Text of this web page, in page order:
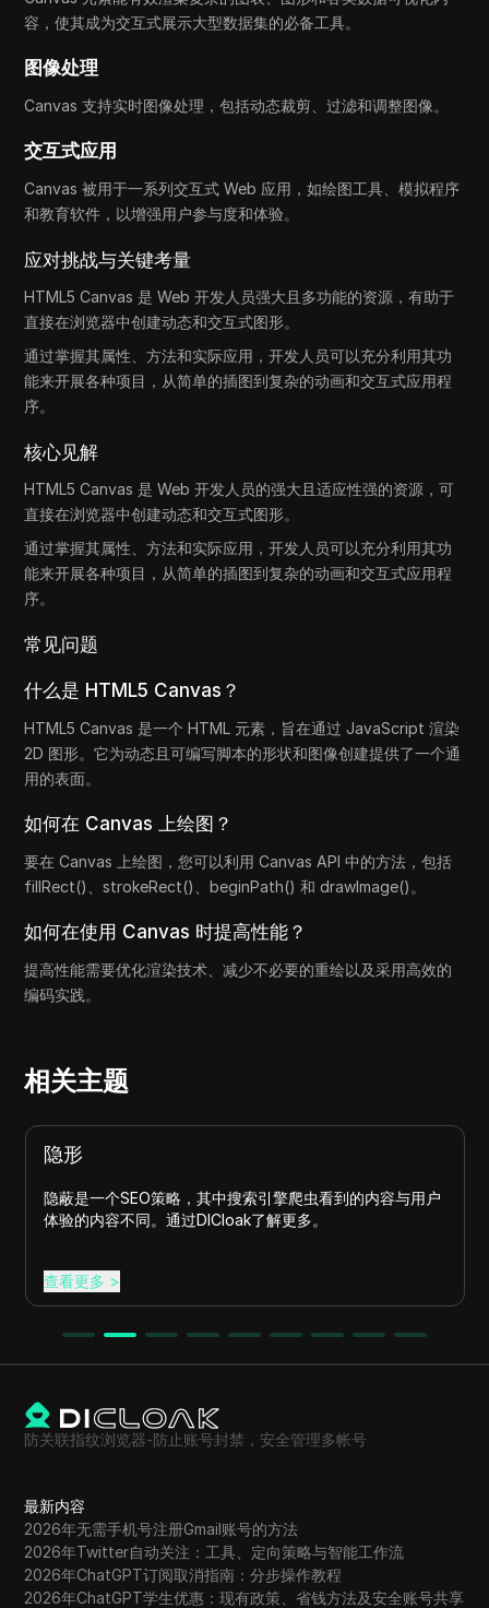
容，使其成为交互式展示大型数据集的必备工具。
图像处理
Canvas 支持实时图像处理，包括动态裁剪、过滤和调整图像。
交互式应用
Canvas 被用于一系列交互式 Web 应用，如绘图工具、模拟程序
和教育软件，以增强用户参与度和体验。
应对挑战与关键考量
HTML5 Canvas 是 Web 开发人员强大且多功能的资源，有助于
直接在浏览器中创建动态和交互式图形。
通过掌握其属性、方法和实际应用，开发人员可以充分利用其功
能来开展各种项目，从简单的插图到复杂的动画和交互式应用程
序。
核心见解
HTML5 Canvas 是 Web 开发人员的强大且适应性强的资源，可
直接在浏览器中创建动态和交互式图形。
通过掌握其属性、方法和实际应用，开发人员可以充分利用其功
能来开展各种项目，从简单的插图到复杂的动画和交互式应用程
序。
常见问题
什么是 HTML5 Canvas？
HTML5 Canvas 是一个 HTML 元素，旨在通过 JavaScript 渲染
2D 图形。它为动态且可编写脚本的形状和图像创建提供了一个通
用的表面。
如何在 Canvas 上绘图？
要在 Canvas 上绘图，您可以利用 Canvas API 中的方法，包括
fillRect()、strokeRect()、beginPath() 和 drawImage()。
如何在使用 Canvas 时提高性能？
提高性能需要优化渲染技术、减少不必要的重绘以及采用高效的
编码实践。
相关主题
隐形
隐蔽是一个SEO策略，其中搜索引擎爬虫看到的内容与用户
体验的内容不同。通过DICloak了解更多。
查看更多 >
防关联指纹浏览器-防止账号封禁，安全管理多帐号
最新内容
2026年无需手机号注册Gmail账号的方法
2026年Twitter自动关注：工具、定向策略与智能工作流
2026年ChatGPT订阅取消指南：分步操作教程
2026年ChatGPT学生优惠：现有政策、省钱方法及安全账号共享